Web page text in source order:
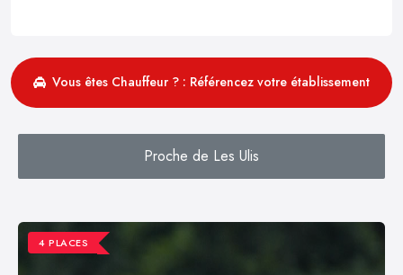
Vous êtes Chauffeur ? : Référencez votre établissement
Proche de Les Ulis
4 PLACES